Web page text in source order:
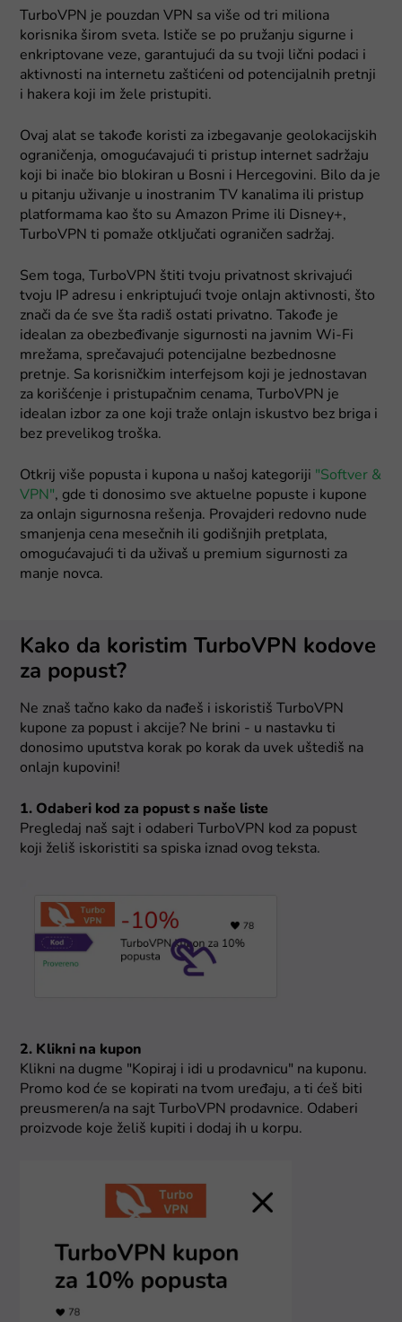
TurboVPN je pouzdan VPN sa više od tri miliona
korisnika širom sveta. Ističe se po pružanju sigurne i
enkriptovane veze, garantujući da su tvoji lični podaci i
aktivnosti na internetu zaštićeni od potencijalnih pretnji
i hakera koji im žele pristupiti.
Ovaj alat se takođe koristi za izbegavanje geolokacijskih
ograničenja, omogućavajući ti pristup internet sadržaju
koji bi inače bio blokiran u Bosni i Hercegovini. Bilo da je
u pitanju uživanje u inostranim TV kanalima ili pristup
platformama kao što su Amazon Prime ili Disney+,
TurboVPN ti pomaže otključati ograničen sadržaj.
Sem toga, TurboVPN štiti tvoju privatnost skrivajući
tvoju IP adresu i enkriptujući tvoje onlajn aktivnosti, što
znači da će sve šta radiš ostati privatno. Takođe je
idealan za obezbeđivanje sigurnosti na javnim Wi-Fi
mrežama, sprečavajući potencijalne bezbednosne
pretnje. Sa korisničkim interfejsom koji je jednostavan
za korišćenje i pristupačnim cenama, TurboVPN je
idealan izbor za one koji traže onlajn iskustvo bez briga i
bez prevelikog troška.
Otkrij više popusta i kupona u našoj kategoriji "Softver &
VPN", gde ti donosimo sve aktuelne popuste i kupone
za onlajn sigurnosna rešenja. Provajderi redovno nude
smanjenja cena mesečnih ili godišnjih pretplata,
omogućavajući ti da uživaš u premium sigurnosti za
manje novca.
Kako da koristim TurboVPN kodove
za popust?
Ne znaš tačno kako da nađeš i iskoristiš TurboVPN
kupone za popust i akcije? Ne brini - u nastavku ti
donosimo uputstva korak po korak da uvek uštediš na
onlajn kupovini!
1. Odaberi kod za popust s naše liste
Pregledaj naš sajt i odaberi TurboVPN kod za popust
koji želiš iskoristiti sa spiska iznad ovog teksta.
2. Klikni na kupon
Klikni na dugme "Kopiraj i idi u prodavnicu" na kuponu.
Promo kod će se kopirati na tvom uređaju, a ti ćeš biti
preusmeren/a na sajt TurboVPN prodavnice. Odaberi
proizvode koje želiš kupiti i dodaj ih u korpu.